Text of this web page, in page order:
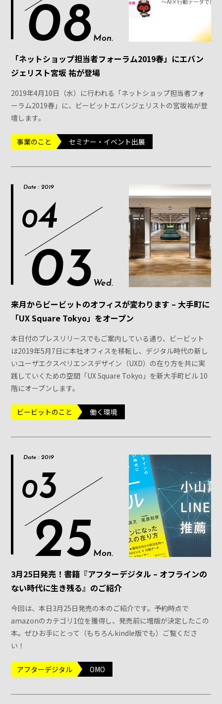
08 Mon.
「ネットショップ担当者フォーラム2019春」にエバン
ジェリスト宮坂 祐が登場
2019年4月10日（水）に行われる「ネットショップ担当者フォ
ーラム2019春」に、ビービットエバンジェリストの宮坂祐が登
壇します。
事業のこと セミナー・イベント出展
Date : 2019
04
03 Wed.
来月からビービットのオフィスが変わります – 大手町に
「UX Square Tokyo」をオープン
本日付のプレスリリースでもご案内している通り、ビービット
は2019年5月7日に本社オフィスを移転し、デジタル時代の新し
いユーザエクスぺリエンスデザイン（UXD）の在り方を共に実
践していくための空間「UX Square Tokyo」を新大手町ビル 10
階にオープンします。
ビービットのこと 働く環境
Date : 2019
03
25 Mon.
3月25日発売！書籍『アフターデジタル – オフラインの
ない時代に生き残る』のご紹介
今回は、本日3月25日発売の本のご紹介です。予約時点で
amazonのカテゴリ1位を獲得し、発売前に増版が決定したこの
本。ぜひお手にとって（もちろんkindle版でも）ご覧くださ
い！
アフターデジタル OMO